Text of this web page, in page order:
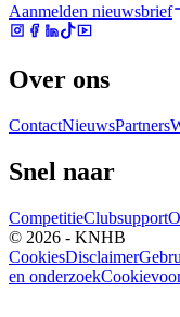
Aanmelden nieuwsbrief
Over ons
ContactNieuwsPartners
Snel naar
CompetitieClubsupport
© 2026 - KNHB
CookiesDisclaimer
en onderzoek